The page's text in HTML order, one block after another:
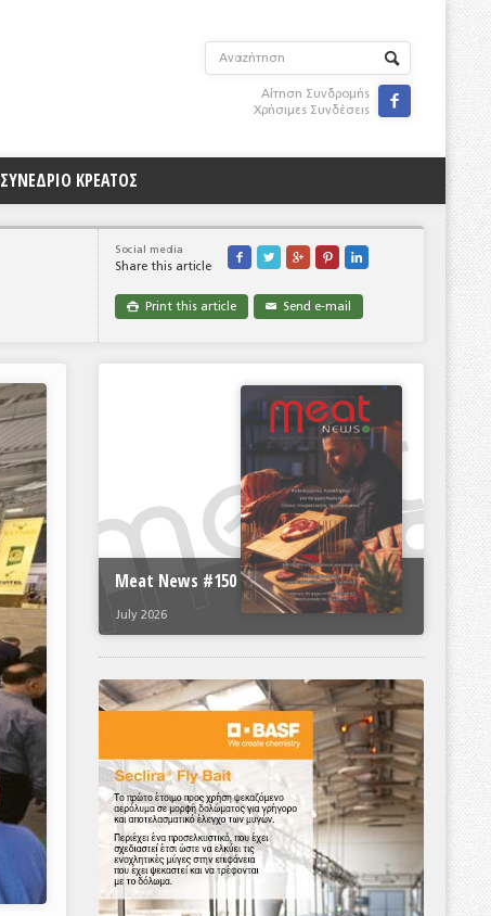
Αίτηση Συνδρομής
Χρήσιμες Συνδέσεις

ΣΥΝΕΔΡΙΟ ΚΡΕΑΤΟΣ
Social media
Share this article
    
 Print this article ✉ Send e-mail
Meat News #150
July 2026